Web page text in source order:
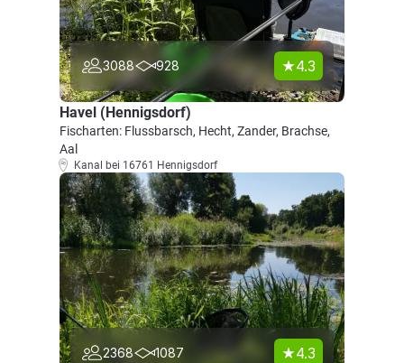
3088 928 4.3
Havel (Hennigsdorf)
Fischarten: Flussbarsch, Hecht, Zander, Brachse,
Aal
Kanal bei 16761 Hennigsdorf
2368 1087 4.3